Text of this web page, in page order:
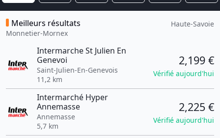
Meilleurs résultats
Monnetier-Mornex
Haute-Savoie
Intermarche St Julien En
Genevoi
Saint-Julien-En-Genevois
11,2 km
2,199 €
Vérifié aujourd'hui
Intermarché Hyper
Annemasse
Annemasse
5,7 km
2,225 €
Vérifié aujourd'hui